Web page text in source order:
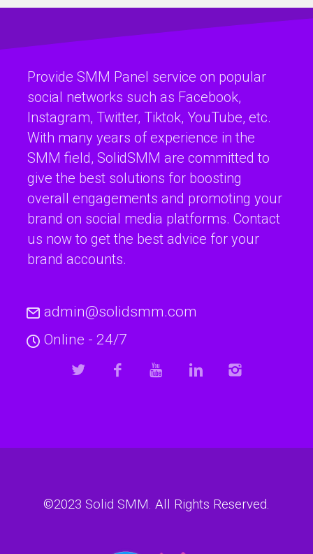
Provide SMM Panel service on popular
social networks such as Facebook,
Instagram, Twitter, Tiktok, YouTube, etc.
With many years of experience in the
SMM field, SolidSMM are committed to
give the best solutions for boosting
overall engagements and promoting your
brand on social media platforms. Contact
us now to get the best advice for your
brand accounts.
admin@solidsmm.com
Online - 24/7
©2023 Solid SMM. All Rights Reserved.